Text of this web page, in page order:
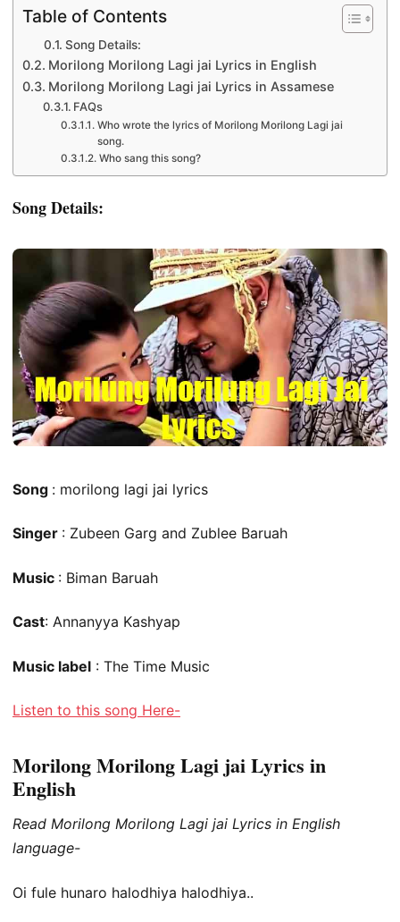
Table of Contents
Song Details:
Morilong Morilong Lagi jai Lyrics in English
Morilong Morilong Lagi jai Lyrics in Assamese
FAQs
Who wrote the lyrics of Morilong Morilong Lagi jai
song.
Who sang this song?
Song Details:
Song : morilong lagi jai lyrics
Singer : Zubeen Garg and Zublee Baruah
Music : Biman Baruah
Cast: Annanyya Kashyap
Music label : The Time Music
Listen to this song Here-
Morilong Morilong Lagi jai Lyrics in
English
Read Morilong Morilong Lagi jai Lyrics in English
language-
Oi fule hunaro halodhiya halodhiya..